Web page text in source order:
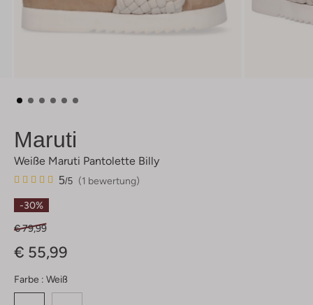
Maruti
Weiße Maruti Pantolette Billy
(1 bewertung)
5/5
1
5
Sterne
-30%
€ 79,99
€ 55,99
Farbe : Weiß